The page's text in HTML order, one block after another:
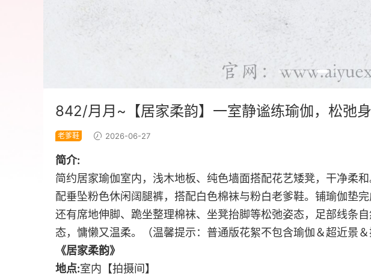
842/月月~【居家柔韵】一室静谧练瑜伽，松弛身
老爹鞋 2026-06-27
简介:
简约居家瑜伽室内，浅木地板、纯色墙面搭配花艺矮凳，干净柔
配垂坠粉色休闲阔腿裤，搭配白色棉袜与粉白老爹鞋。铺瑜伽垫
还有席地伸脚、跪坐整理棉袜、坐凳抬脚等松弛姿态，足部线条
态，慵懒又温柔。（温馨提示：普通版花絮不包含瑜伽＆超近景＆
《居家柔韵》
地点:室内【拍摄间】